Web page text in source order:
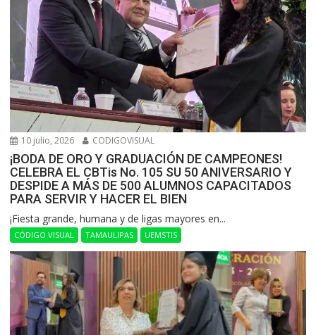
10 julio, 2026 CODIGOVISUAL
¡BODA DE ORO Y GRADUACIÓN DE CAMPEONES!
CELEBRA EL CBTis No. 105 SU 50 ANIVERSARIO Y
DESPIDE A MÁS DE 500 ALUMNOS CAPACITADOS
PARA SERVIR Y HACER EL BIEN
​¡Fiesta grande, humana y de ligas mayores en...
CÓDIGO VISUAL TAMAULIPAS UEMSTIS